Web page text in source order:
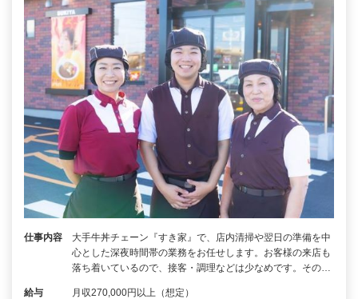
仕事内容
大手牛丼チェーン『すき家』で、店内清掃や翌日の準備を中
心とした深夜時間帯の業務をお任せします。お客様の来店も
落ち着いているので、接客・調理などは少なめです。その…
給与 月収270,000円以上（想定）